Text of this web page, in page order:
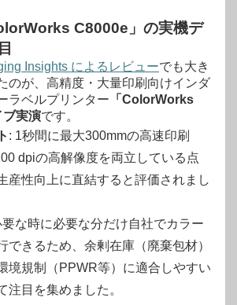
C8000e 」の実機デ
Insights によるレビューでも大き
のが、高精度・大量印刷向けインダ
ラベルプリンター 「ColorWorks
ブ実演です。
: 1秒間に最大300mmの高速印刷
dpiの高解像度を両立している点
産性向上に直結すると評価されまし
要な時に必要な分だけ自社でカラー
できるため、余剰在庫（廃棄包材）
境規制（PPWR等）に適合しやすい
注目を集めました。